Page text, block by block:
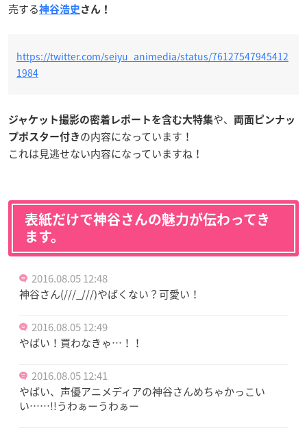
売する神谷浩史 さん！
https://twitter.com/seiyu_animedia/status/76127547945412
1984
ジャケット撮影の密着レポートを含む大特集や、
両面ピンナッ
プポスター付き の内容になっています！
これは見逃せない内容になっていますね！
表紙だけで神谷さんの魅力が伝わってき
ます。
2016.08.05 12:48
神谷さん(///_///)やばくない？可愛い！
2016.08.05 12:49
やばい！買わなきゃ…！！
2016.08.05 12:41
やばい、声優アニメディアの神谷さんめちゃかっこい
い……!!うわぁーうわぁー